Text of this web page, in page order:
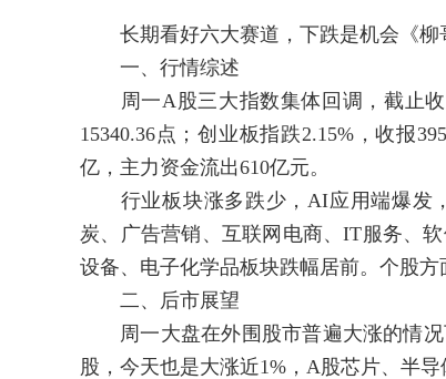
长期看好六大赛道，下跌是机会《柳
一、行情综述
周一A股三大指数集体回调，截止收
15340.36点；创业板指跌2.15%，收报
亿，主力资金流出610亿元。
行业板块涨多跌少，AI应用端爆发，
炭、广告营销、互联网电商、IT服务、
设备、电子化学品板块跌幅居前。个股方
二、后市展望
周一大盘在外围股市普遍大涨的情况
股，今天也是大涨近1%，A股芯片、半导